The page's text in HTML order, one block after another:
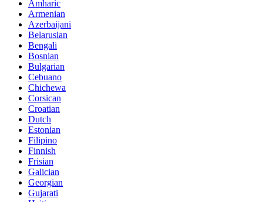
Amharic
Armenian
Azerbaijani
Belarusian
Bengali
Bosnian
Bulgarian
Cebuano
Chichewa
Corsican
Croatian
Dutch
Estonian
Filipino
Finnish
Frisian
Galician
Georgian
Gujarati